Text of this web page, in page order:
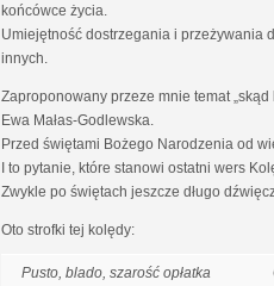
końcówce życia.
Umiejętność dostrzegania i przeżywania
innych.
Zaproponowany przeze mnie temat „skąd
Ewa Małas-Godlewska.
Przed świętami Bożego Narodzenia od
I to pytanie, które stanowi ostatni wers
Zwykle po świętach jeszcze długo
Oto strofki tej kolędy:
Pusto, blado, szarość opłatka